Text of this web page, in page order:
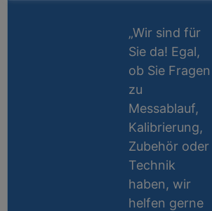
„Wir sind für
Sie da! Egal,
ob Sie Fragen
zu
Messablauf,
Kalibrierung,
Zubehör oder
Technik
haben, wir
helfen gerne